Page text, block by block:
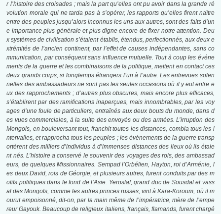
r l’histoire des croisades ; mais la part qu’elles ont pu avoir dans la grande ré
volution morale qui ne tarda pas à s’opérer, les rapports qu’elles firent naître
entre des peuples jusqu’alors inconnus les uns aux autres, sont des faits d’un
e importance plus générale et plus digne encore de fixer notre attention. Deu
x systèmes de civilisation s’étaient établis, étendus, perfectionnés, aux deux e
xtrémités de l’ancien continent, par l’effet de causes indépendantes, sans co
mmunication, par conséquent sans influence mutuelle. Tout à coup les événe
ments de la guerre et les combinaisons de la politique, mettent en contact ces
deux grands corps, si longtemps étrangers l’un à l’autre. Les entrevues solen
nelles des ambassadeurs ne sont pas les seules occasions où il y eut entre e
ux des rapprochements ; d’autres plus obscures, mais encore plus efficaces,
s’établirent par des ramifications inaperçues, mais innombrables, par les voy
ages d’une foule de particuliers, entraînés aux deux bouts du monde, dans d
es vues commerciales, à la suite des envoyés ou des armées. L’irruption des
Mongols, en bouleversant tout, franchit toutes les distances, combla tous les i
ntervalles, et rapprocha tous les peuples ; les événements de la guerre transp
ortèrent des milliers d’individus à d’immenses distances des lieux où ils étaie
nt nés. L’histoire a conservé le souvenir des voyages des rois, des ambassad
eurs, de quelques Missionnaires. Sempad l’Orbélien, Hayton, roi d’Arménie, l
es deux David, rois de Géorgie, et plusieurs autres, furent conduits par des m
otifs politiques dans le fond de l’Asie. Yeroslaf, grand duc de Sousdal et vass
al des Mongols, comme les autres princes russes, vint à Kara-Koroum, où il m
ourut empoisonné, dit-on, par la main même de l’impératrice, mère de l’empe
reur Gayouk. Beaucoup de religieux italiens, français, flamands, furent chargé